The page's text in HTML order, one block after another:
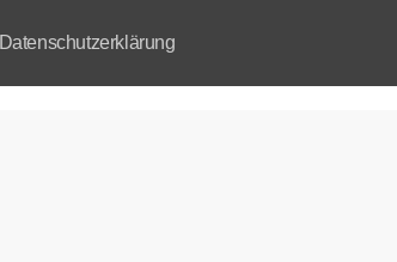
Datenschutzerklärung
Akademie